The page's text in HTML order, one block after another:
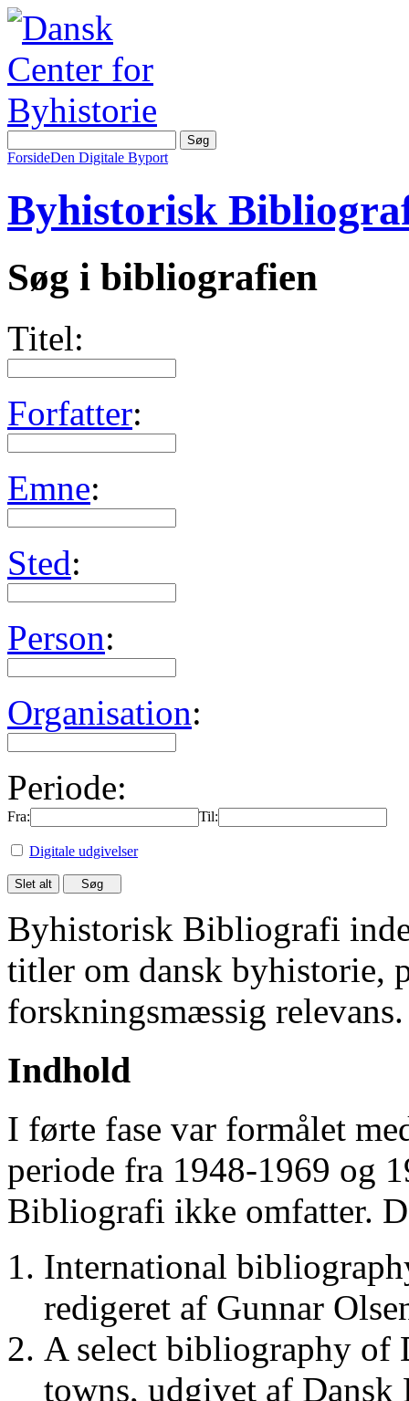
ForsideDen Digitale Byport
Byhistorisk
Søg i bibliografien
Titel:
Forfatter:
Emne:
Sted:
Person:
Organisation:
Periode:
Fra: Til:
Digitale udgivelser
Byhistorisk Bibliografi
titler om dansk byhistorie,
forskningsmæssig relevans.
Indhold
I førte fase var formålet
periode fra 1948-1969 og
Bibliografi ikke omfatter.
International
redigeret af Gunnar
A select bibliography of
towns, udgivet af